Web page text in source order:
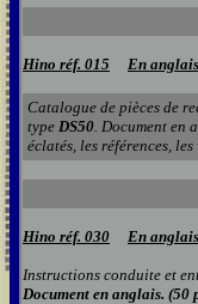
Hino réf. 015 En anglais
Catalogue de pièces de
type DS50. Document en
éclatés, les références,
Hino réf. 030 En anglais
Instructions conduite et
Document en anglais. (50